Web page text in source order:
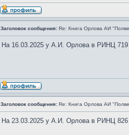
Заголовок сообщения: Re: Книга Орлова АИ
На 16.03.2025 у А.И. Орлова в РИНЦ 719
Заголовок сообщения: Re: Книга Орлова АИ
На 23.03.2025 у А.И. Орлова в РИНЦ 826